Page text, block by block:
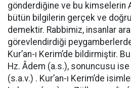
gönderdiğine ve bu kimselerin
bütün bilgilerin gerçek ve
demektir. Rabbimiz, insanlar
görevlendirdiği
Kur’an-ı Kerim’de bildirmiştir.
Hz. Âdem (a.s.), sonuncusu ise
(s.a.v.) . Kur’an-ı Kerim’de